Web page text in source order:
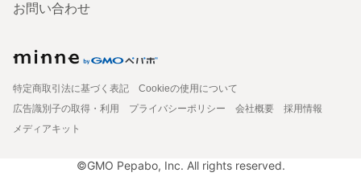
お問い合わせ
特定商取引法に基づく表記
Cookieの使用について
広告識別子の取得・利用
プライバシーポリシー 会社概要
採用情報
メディアキット
©GMO Pepabo, Inc. All rights reserved.